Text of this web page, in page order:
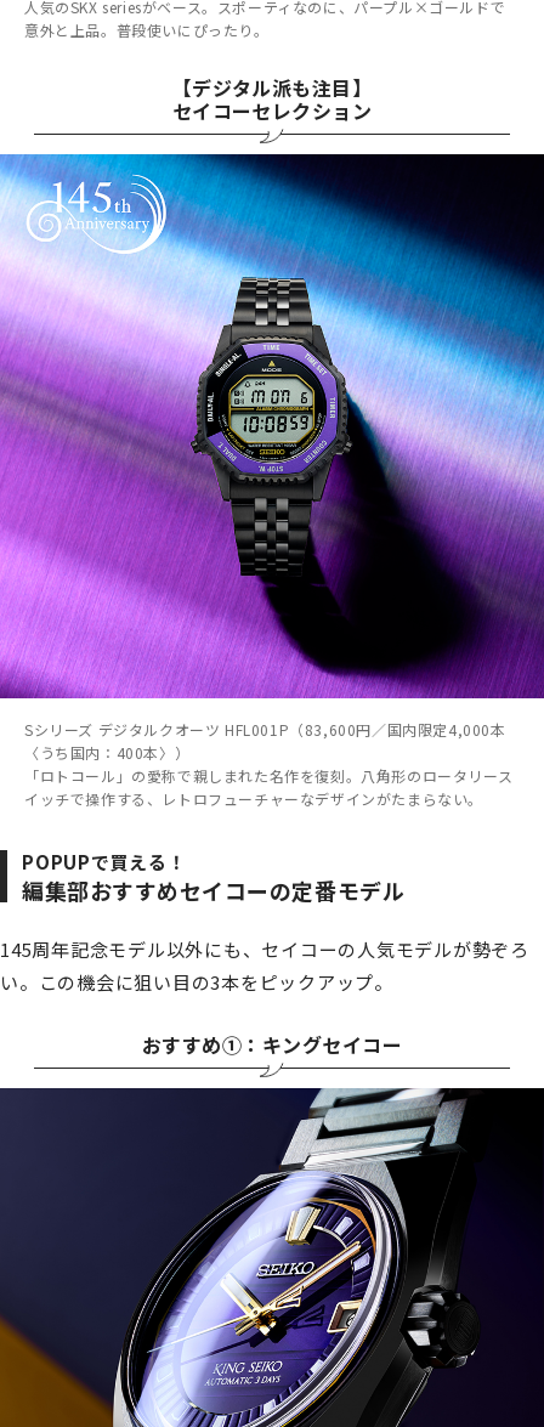
人気のSKX seriesがベース。スポーティなのに、パープル×ゴールドで
意外と上品。普段使いにぴったり。
【デジタル派も注目】
セイコーセレクション
Sシリーズ デジタルクオーツ HFL001P（83,600円／国内限定4,000本
〈うち国内：400本〉）
「ロトコール」の愛称で親しまれた名作を復刻。八角形のロータリース
イッチで操作する、レトロフューチャーなデザインがたまらない。
POPUPで買える！
編集部おすすめセイコーの定番モデル
145周年記念モデル以外にも、セイコーの人気モデルが勢ぞろ
い。この機会に狙い目の3本をピックアップ。
おすすめ①：キングセイコー